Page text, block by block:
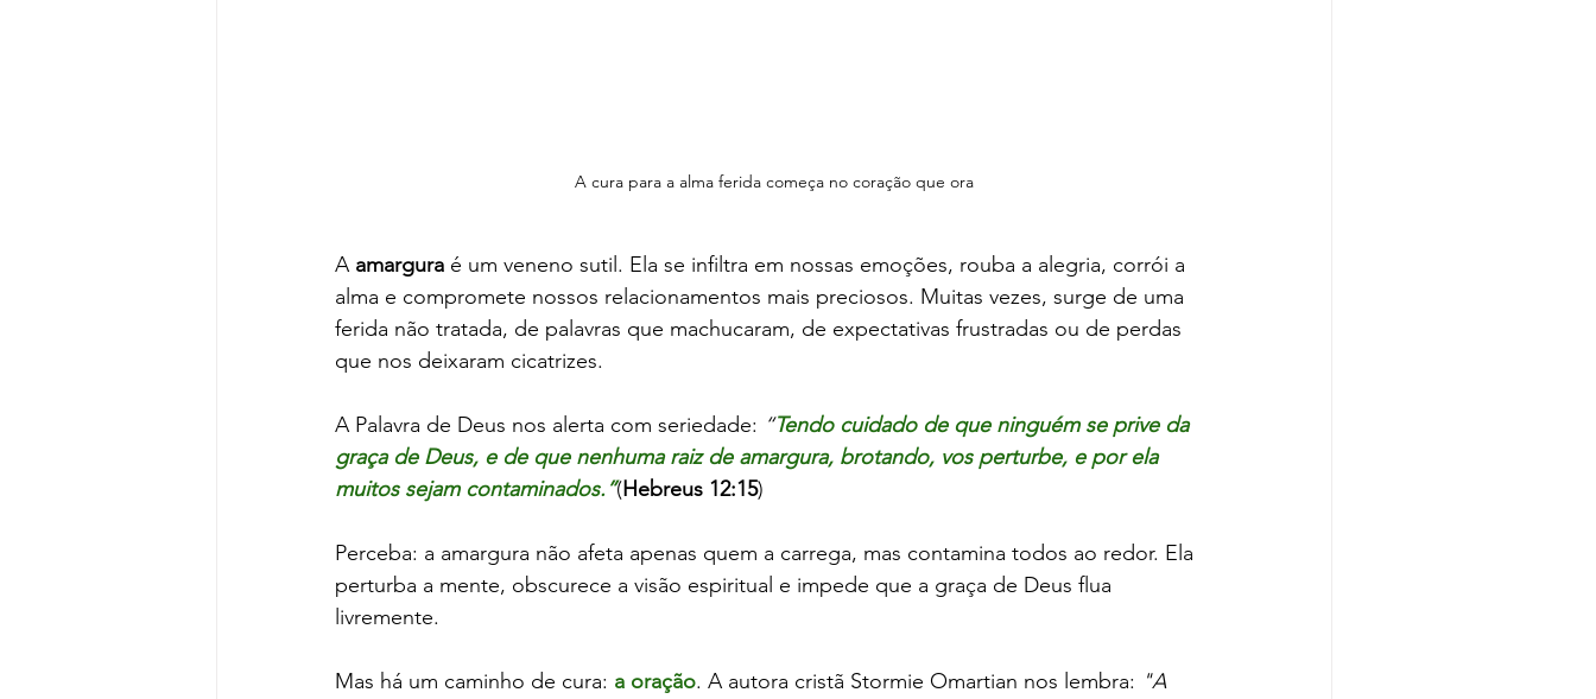
A cura para a alma ferida começa no coração que ora
A amargura é um veneno sutil. Ela se infiltra em nossas emoções, rouba a alegria, corrói a
alma e compromete nossos relacionamentos mais preciosos. Muitas vezes, surge de uma
ferida não tratada, de palavras que machucaram, de expectativas frustradas ou de perdas
que nos deixaram cicatrizes.
A Palavra de Deus nos alerta com seriedade: “Tendo cuidado de que ninguém se prive da
graça de Deus, e de que nenhuma raiz de amargura, brotando, vos perturbe, e por ela
muitos sejam contaminados.”(Hebreus 12:15)
Perceba: a amargura não afeta apenas quem a carrega, mas contamina todos ao redor. Ela
perturba a mente, obscurece a visão espiritual e impede que a graça de Deus flua
livremente.
Mas há um caminho de cura: a oração. A autora cristã Stormie Omartian nos lembra: "A